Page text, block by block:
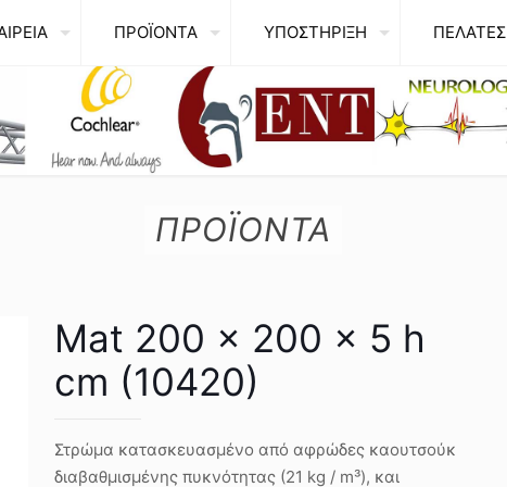
ΠΡΟΪΟΝΤΑ ΥΠΟΣΤΗΡΙΞΗ ΠΕΛΑΤΕΣ
ΠΡΟΪΟΝΤΑ
Mat 200 x 200 x 5 h
cm (10420)
Στρώμα κατασκευασμένο από αφρώδες καουτσούκ
διαβαθμισμένης πυκνότητας (21 kg / m³), και